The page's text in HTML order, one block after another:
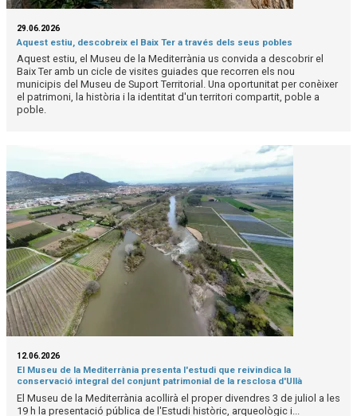
29.06.2026
Aquest estiu, descobreix el Baix Ter a través dels seus pobles
Aquest estiu, el Museu de la Mediterrània us convida a descobrir el
Baix Ter amb un cicle de visites guiades que recorren els nou
municipis del Museu de Suport Territorial. Una oportunitat per conèixer
el patrimoni, la història i la identitat d'un territori compartit, poble a
poble.
12.06.2026
El Museu de la Mediterrània presenta l'estudi que reivindica la
conservació integral del conjunt patrimonial de la resclosa d'Ullà
El Museu de la Mediterrània acollirà el proper divendres 3 de juliol a les
19 h la presentació pública de l'Estudi històric, arqueològic i...